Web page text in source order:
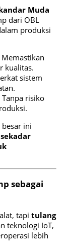
Muda
dari OBL
produksi
Memastikan
kualitas.
sistem
risiko
besar ini
sebagai
tapi tulang
teknologi IoT,
lebih